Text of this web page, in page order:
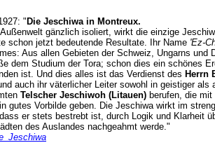
" Die Jeschiwa in Montreux.
gänzlich isoliert, wirkt die einzige
schon jetzt bedeutende Resultate. Ihr Name 'Ez-
Aus allen Gebieten der Schweiz, Ungarns und
dem Studium der Tora; schon dies ein schönes
ist. Und dies alles ist das Verdienst des Herrn
auch ihr väterlicher Leiter sowohl in geistiger
Telscher Jeschiwoh (Litauen) berufen, die
gutes Vorbilde geben. Die Jeschiwa wirkt im
er stets bestrebt ist, durch Logik und Klarheit
des Auslandes nachgeahmt werde."